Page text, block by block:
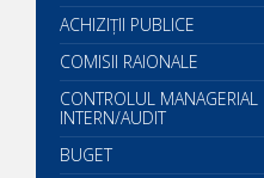
ACHIZIȚII PUBLICE
COMISII RAIONALE
CONTROLUL MANAGERIAL
INTERN/AUDIT
BUGET